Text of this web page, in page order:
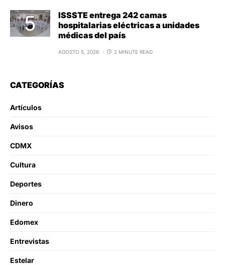
ISSSTE entrega 242 camas
hospitalarias eléctricas a unidades
médicas del país
AGOSTO 5, 2026 2 MINUTE READ
CATEGORÍAS
Artículos
Avisos
CDMX
Cultura
Deportes
Dinero
Edomex
Entrevistas
Estelar